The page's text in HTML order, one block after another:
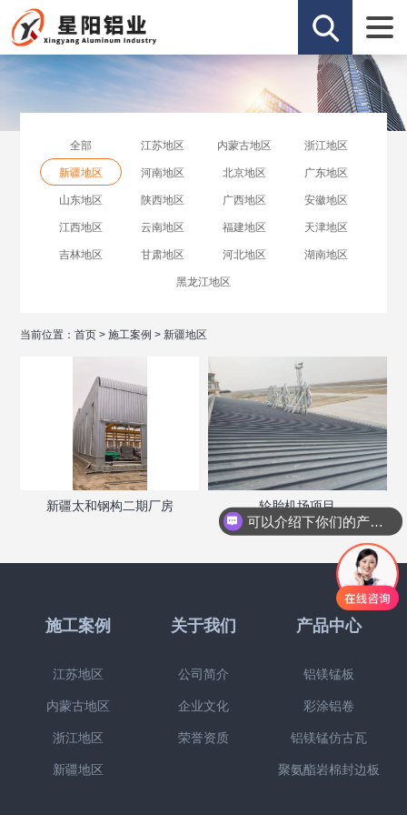
全部 江苏地区 内蒙古地区 浙江地区
新疆地区 河南地区 北京地区 广东地区
山东地区 陕西地区 广西地区 安徽地区
江西地区 云南地区 福建地区 天津地区
吉林地区 甘肃地区 河北地区 湖南地区
黑龙江地区
当前位置：首页 >施工案例 > 新疆地区
新疆太和钢构二期厂房 轮胎机场项目
施工案例
江苏地区
内蒙古地区
浙江地区
新疆地区
关于我们
公司简介
企业文化
荣誉资质
产品中心
铝镁锰板
彩涂铝卷
铝镁锰仿古瓦
聚氨酯岩棉封边板
可以介绍下你们的产品么